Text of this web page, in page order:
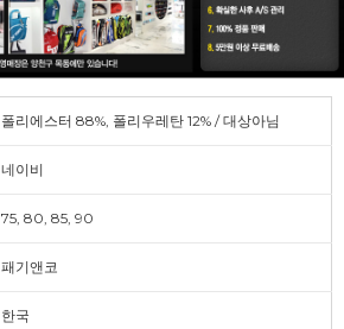
폴리에스터 88%, 폴리우레탄 12% / 대상아님
네이비
75, 80, 85, 90
패기앤코
한국